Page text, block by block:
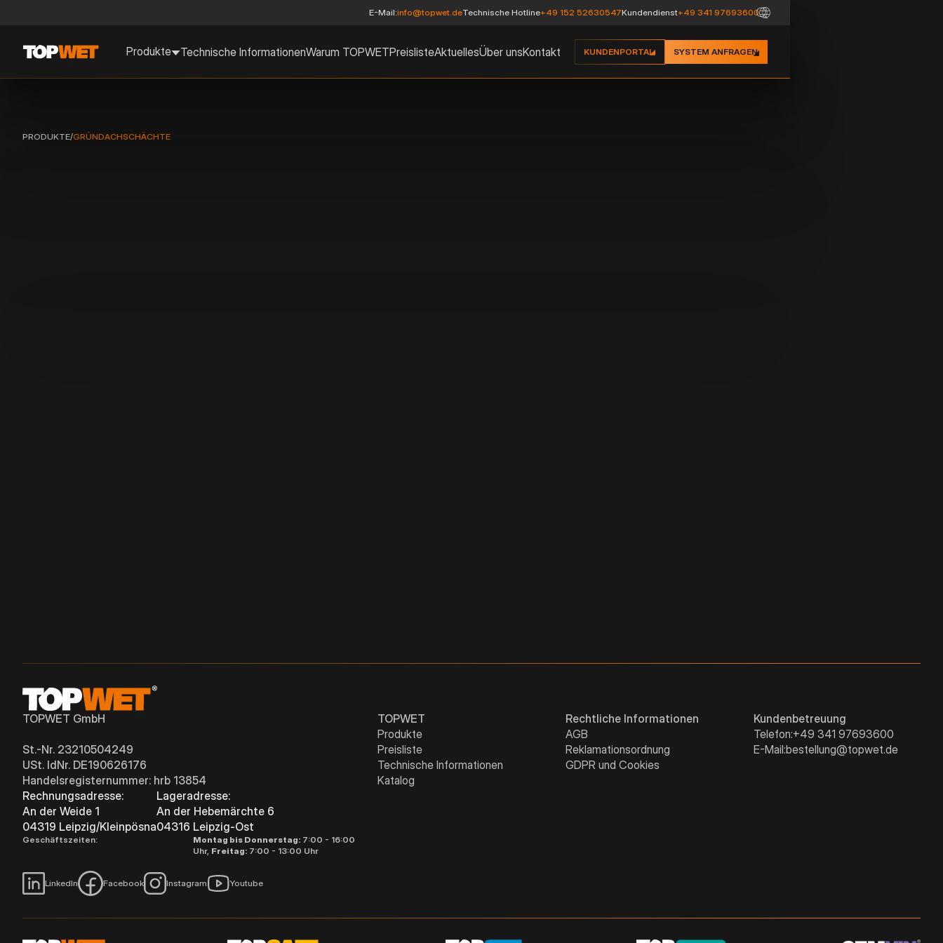
E-Mail:info@topwet.deTechnische Hotline+49 152 52630547Kundendienst+49 341 97693600
Produkte Technische InformationenWarum TOPWETPreislisteAktuellesÜber unsKontakt KUNDENPORTAL SYSTEM ANFRAGEN
PRODUKTE/GRÜNDACHSCHÄCHTE
TOPWET GmbH
St.-Nr. 23210504249
USt. IdNr. DE190626176
Handelsregisternummer: hrb 13854
Rechnungsadresse:
An der Weide 1
04319 Leipzig/Kleinpösna
Lageradresse:
An der Hebemärchte 6
04316 Leipzig-Ost
Geschäftszeiten: Montag bis Donnerstag: 7:00 - 16:00
Uhr, Freitag: 7:00 - 13:00 Uhr
LinkedIn Facebook Instagram Youtube
Kundenbetreuung
Telefon:+49 341 97693600
E-Mail:bestellung@topwet.de
TOPWET
Produkte
Preisliste
Technische Informationen
Katalog
Rechtliche Informationen
AGB
Reklamationsordnung
GDPR und Cookies